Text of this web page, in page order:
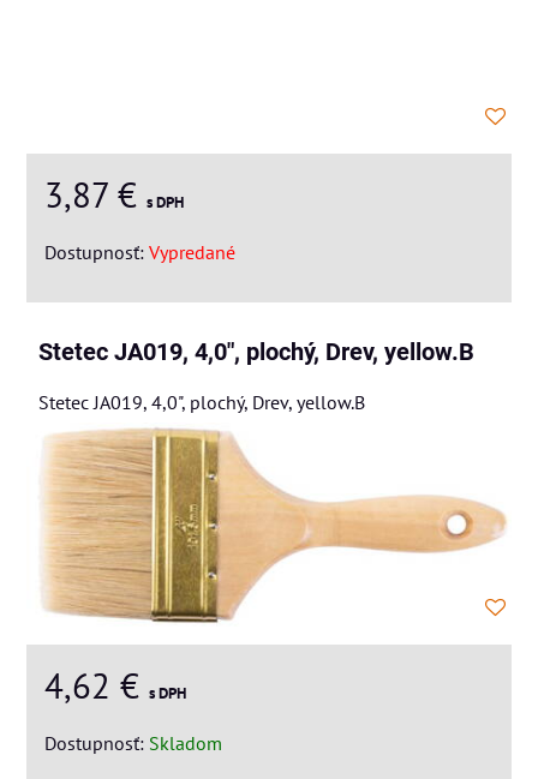
3,87 € s DPH
Dostupnosť: Vypredané
Stetec JA019, 4,0", plochý, Drev, yellow.B
Stetec JA019, 4,0", plochý, Drev, yellow.B
4,62 € s DPH
Dostupnosť: Skladom